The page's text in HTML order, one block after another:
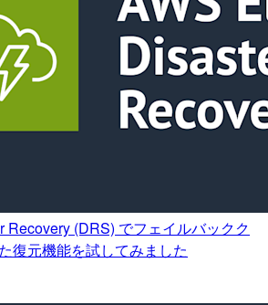
Recovery (DRS) でフェイルバックク
復元機能を試してみました